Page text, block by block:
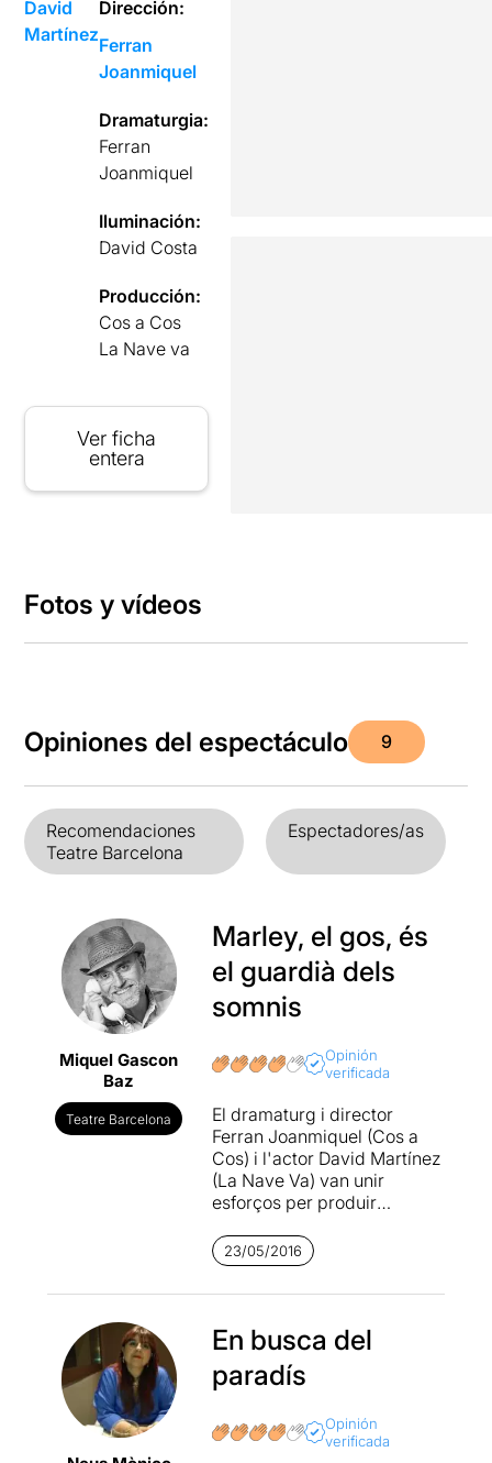
David
Martínez
Dirección:
Ferran
Joanmiquel
Dramaturgia:
Ferran
Joanmiquel
Iluminación:
David Costa
Producción:
Cos a Cos
La Nave va
Ver ficha
entera
Fotos y vídeos
Opiniones del espectáculo 9
Recomendaciones
Teatre Barcelona
Espectadores/as
Miquel Gascon
Baz
Teatre Barcelona
Marley, el gos, és
el guardià dels
somnis
Opinión
verificada
El dramaturg i director
Ferran Joanmiquel (Cos a
Cos) i l'actor David Martínez
(La Nave Va) van unir
esforços per produir
estrenar el passat novembre
a l'Ateneu de Celrà.
projecte de teatre social
denunciant la situació dels
immigrants subsaharians. EL
monòleg en què David
Martínez és un gos
23/05/2016
En busca del
paradís
Opinión
verificada